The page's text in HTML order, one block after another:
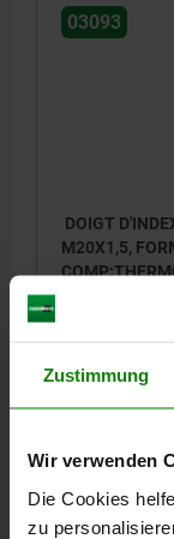
Zustimmung
Wir verwenden
Die Cookies
zu
03093
DOIGT
M20X1,5,
SURFACE DU
COURSE S=10 F
FORCE DU
Référence: